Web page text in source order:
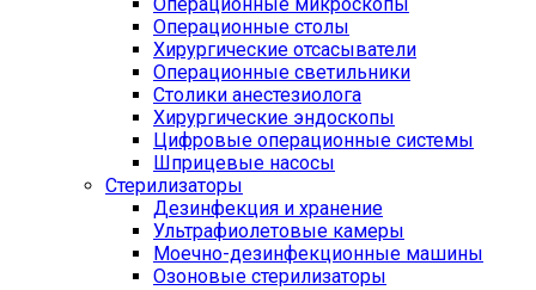
Операционные столы
Хирургические отсасыватели
Операционные светильники
Столики анестезиолога
Хирургические эндоскопы
Цифровые операционные системы
Шприцевые насосы
Стерилизаторы
Дезинфекция и хранение
Ультрафиолетовые камеры
Моечно-дезинфекционные машины
Озоновые стерилизаторы